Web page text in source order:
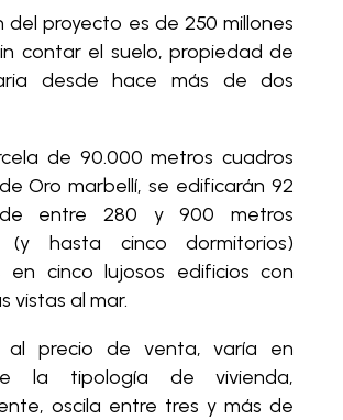
del proyecto es de 250 millones
contar el suelo, propiedad de
desde hace más de dos
de 90.000 metros cuadros
Oro marbellí, se edificarán 92
de entre 280 y 900 metros
(y hasta cinco dormitorios)
en cinco lujosos edificios con
vistas al mar.
al precio de venta, varía en
la tipología de vivienda,
oscila entre tres y más de